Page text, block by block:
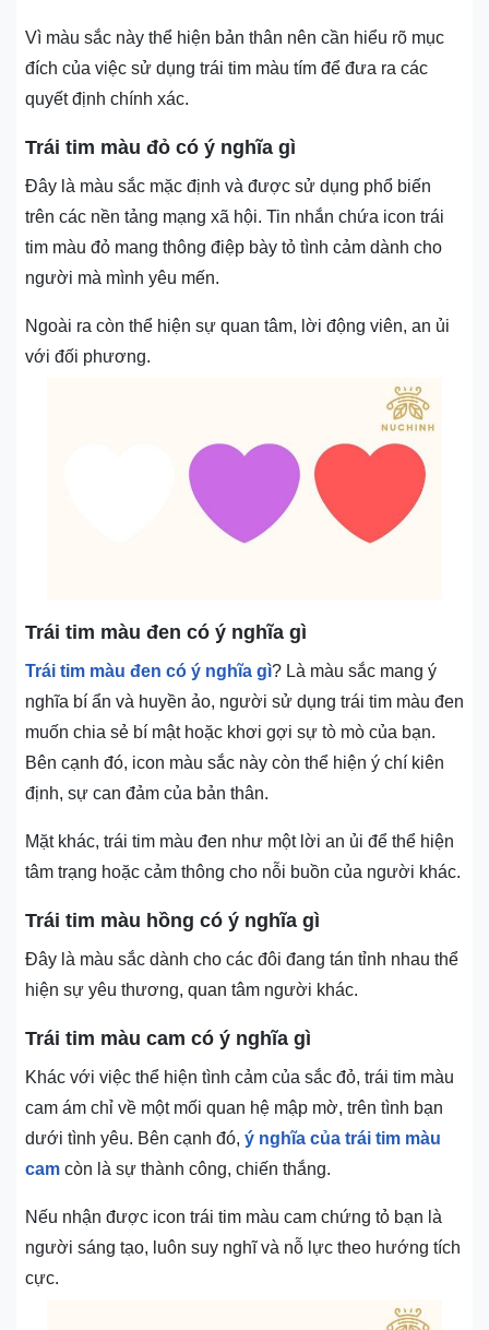
Vì màu sắc này thể hiện bản thân nên cần hiểu rõ mục
đích của việc sử dụng trái tim màu tím để đưa ra các
quyết định chính xác.
Trái tim màu đỏ có ý nghĩa gì
Đây là màu sắc mặc định và được sử dụng phổ biến
trên các nền tảng mạng xã hội. Tin nhắn chứa icon trái
tim màu đỏ mang thông điệp bày tỏ tình cảm dành cho
người mà mình yêu mến.
Ngoài ra còn thể hiện sự quan tâm, lời động viên, an ủi
với đối phương.
Trái tim màu đen có ý nghĩa gì
Trái tim màu đen có ý nghĩa gì? Là màu sắc mang ý
nghĩa bí ẩn và huyền ảo, người sử dụng trái tim màu đen
muốn chia sẻ bí mật hoặc khơi gợi sự tò mò của bạn.
Bên cạnh đó, icon màu sắc này còn thể hiện ý chí kiên
định, sự can đảm của bản thân.
Mặt khác, trái tim màu đen như một lời an ủi để thể hiện
tâm trạng hoặc cảm thông cho nỗi buồn của người khác.
Trái tim màu hồng có ý nghĩa gì
Đây là màu sắc dành cho các đôi đang tán tỉnh nhau thể
hiện sự yêu thương, quan tâm người khác.
Trái tim màu cam có ý nghĩa gì
Khác với việc thể hiện tình cảm của sắc đỏ, trái tim màu
cam ám chỉ về một mối quan hệ mập mờ, trên tình bạn
dưới tình yêu. Bên cạnh đó, ý nghĩa của trái tim màu
cam còn là sự thành công, chiến thắng.
Nếu nhận được icon trái tim màu cam chứng tỏ bạn là
người sáng tạo, luôn suy nghĩ và nỗ lực theo hướng tích
cực.